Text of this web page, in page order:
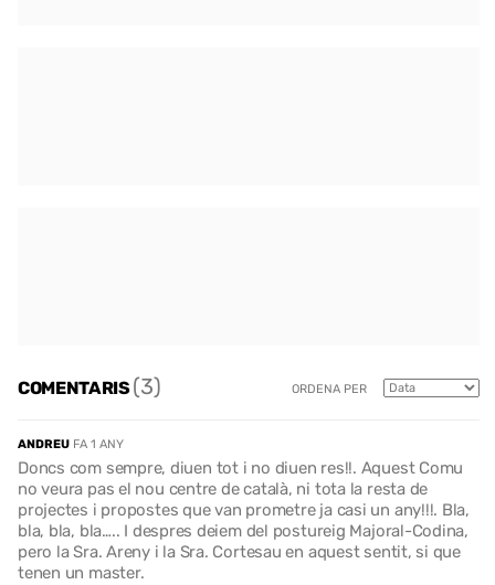
COMENTARIS(3) ORDENA PER
ANDREU FA 1 ANY
Doncs com sempre, diuen tot i no diuen res!!. Aquest Comu
no veura pas el nou centre de català, ni tota la resta de
projectes i propostes que van prometre ja casi un any!!!. Bla,
bla, bla, bla….. I despres deiem del postureig Majoral-Codina,
pero la Sra. Areny i la Sra. Cortesau en aquest sentit, si que
tenen un master.